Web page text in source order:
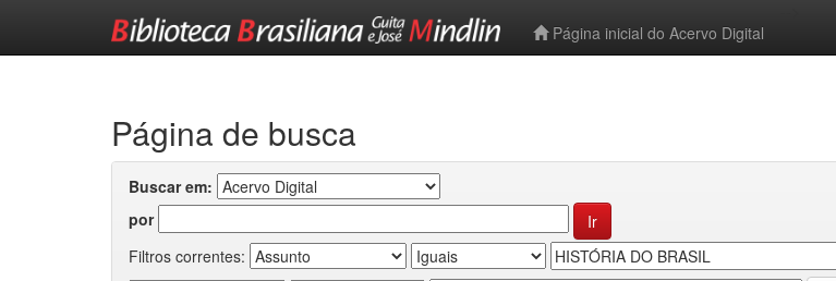
Página inicial do Acervo Digital
Página de busca
Buscar em:
por
Filtros correntes: